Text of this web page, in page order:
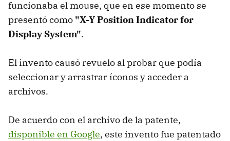
funcionaba el mouse, que en ese momento se
presentó como "X-Y Position Indicator for
Display System".
El invento causó revuelo al probar que podía
seleccionar y arrastrar íconos y acceder a
archivos.
De acuerdo con el archivo de la patente,
disponible en Google, este invento fue patentado